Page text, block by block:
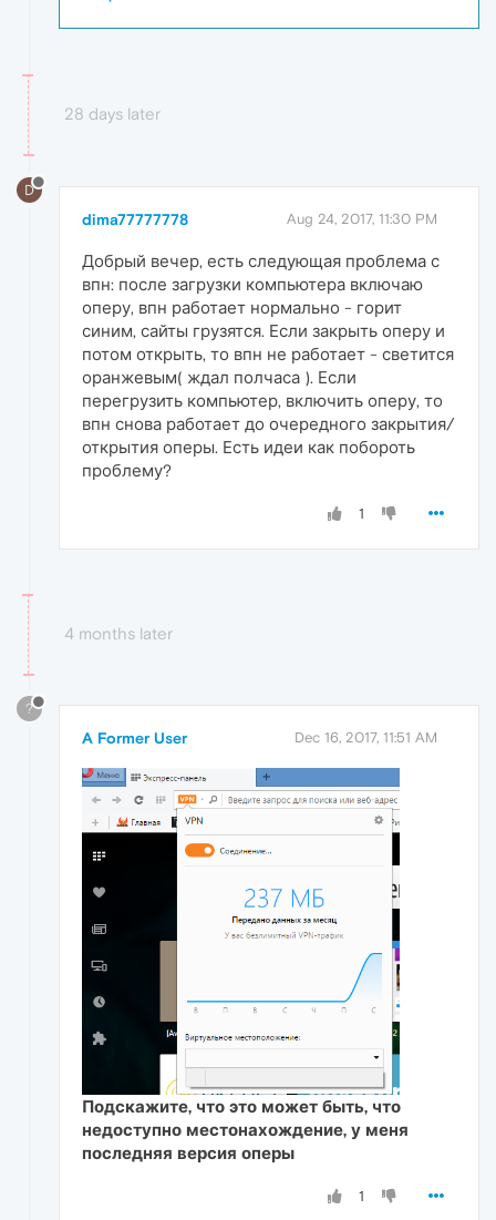
28 days later
D
dima77777778 Aug 24, 2017, 11:30 PM
Добрый вечер, есть следующая проблема с
впн: после загрузки компьютера включаю
оперу, впн работает нормально - горит
синим, сайты грузятся. Если закрыть оперу и
потом открыть, то впн не работает - светится
оранжевым( ждал полчаса ). Если
перегрузить компьютер, включить оперу, то
впн снова работает до очередного закрытия/
открытия оперы. Есть идеи как побороть
проблему?
1
4 months later
?
A Former User Dec 16, 2017, 11:51 AM
Подскажите, что это может быть, что
недоступно местонахождение, у меня
последняя версия оперы
1